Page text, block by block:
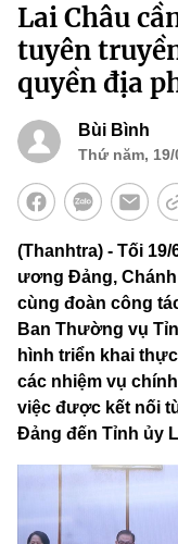
Lai Châu
tuyên
quyền địa
Bùi Bình
Thứ năm, 19/
(Thanhtra) - Tối
ương Đảng,
cùng đoàn công
Ban Thường vụ
hình triển khai
các nhiệm vụ
việc được kết nối
Đảng đến Tỉnh ủy